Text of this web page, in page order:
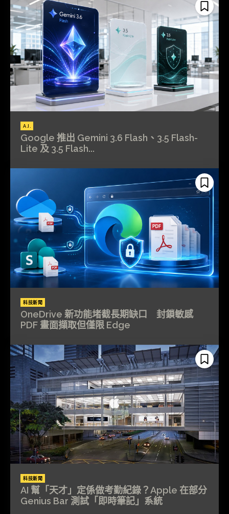
A.I.
Google 推出 Gemini 3.6 Flash、3.5 Flash-
Lite 及 3.5 Flash...
科技新聞
OneDrive 新功能堵截長期缺口 封鎖敏感
PDF 畫面擷取但僅限 Edge
科技新聞
AI 幫「天才」定係做考勤紀錄？Apple 在部分
Genius Bar 測試「即時筆記」系統